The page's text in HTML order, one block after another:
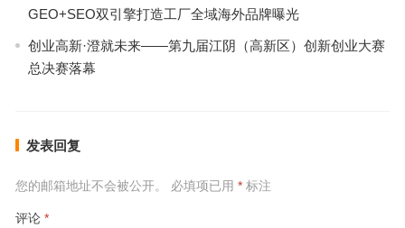
GEO+SEO双引擎打造工厂全域海外品牌曝光
创业高新·澄就未来——第九届江阴（高新区）创新创业大赛
总决赛落幕
发表回复
您的邮箱地址不会被公开。 必填项已用 *标注
评论 *